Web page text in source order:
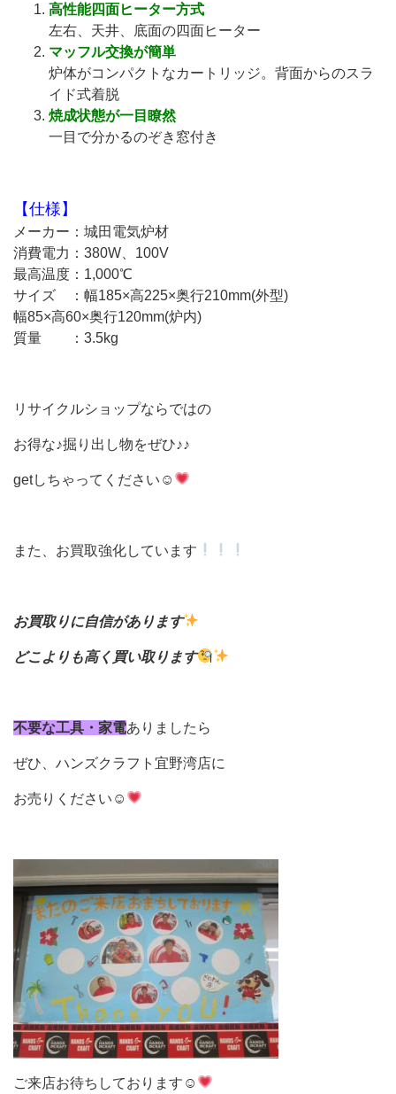
高性能四面ヒーター方式
左右、天井、底面の四面ヒーター
マッフル交換が簡単
炉体がコンパクトなカートリッジ。背面からのスラ
イド式着脱
焼成状態が一目瞭然
一目で分かるのぞき窓付き
【仕様】
メーカー：城田電気炉材
消費電力：380W、100V
最高温度：1,000℃
サイズ ：幅185×高225×奥行210mm(外型)
幅85×高60×奥行120mm(炉内)
質量 ：3.5kg
リサイクルショップならではの
お得な♪掘り出し物をぜひ♪♪
getしちゃってください☺
また、お買取強化しています
お買取りに自信があります
どこよりも高く買い取ります
不要な工具・家電ありましたら
ぜひ、ハンズクラフト宜野湾店に
お売りください☺
ご来店お待ちしております☺